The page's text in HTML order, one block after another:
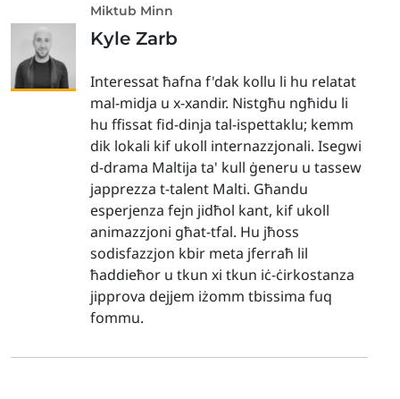
Miktub Minn
Kyle Zarb
Interessat ħafna f'dak kollu li hu relatat
mal-midja u x-xandir. Nistgħu ngħidu li
hu ffissat fid-dinja tal-ispettaklu; kemm
dik lokali kif ukoll internazzjonali. Isegwi
d-drama Maltija ta' kull ġeneru u tassew
japprezza t-talent Malti. Għandu
esperjenza fejn jidħol kant, kif ukoll
animazzjoni għat-tfal. Hu jħoss
sodisfazzjon kbir meta jferraħ lil
ħaddieħor u tkun xi tkun iċ-ċirkostanza
jipprova dejjem iżomm tbissima fuq
fommu.